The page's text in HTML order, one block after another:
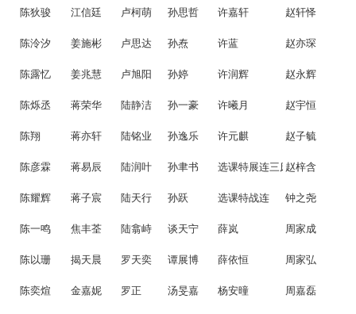
陈狄骏 江信廷 卢柯萌 孙思哲 许嘉轩 赵轩怿
陈泠汐 姜施彬 卢思达 孙焘 许蓝 赵亦琛
陈露忆 姜兆慧 卢旭阳 孙婷 许润辉 赵永辉
陈烁丞 蒋荣华 陆静洁 孙一豪 许曦月 赵宇恒
陈翔 蒋亦轩 陆铭业 孙逸乐 许元麒 赵子毓
陈彦霖 蒋易辰 陆润叶 孙聿书 选课特展连三床赵梓含
陈耀辉 蒋子宸 陆天行 孙跃 选课特战连 钟之尧
陈一鸣 焦丰荃 陆翕峙 谈天宁 薛岚 周家成
陈以珊 揭天晨 罗天奕 谭展博 薛依恒 周家弘
陈奕煊 金嘉妮 罗正 汤旻嘉 杨安曈 周嘉磊